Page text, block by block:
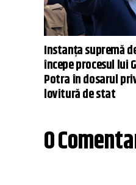
Instanța supremă
începe procesul lui
Potra în dosarul
lovitură de stat
0